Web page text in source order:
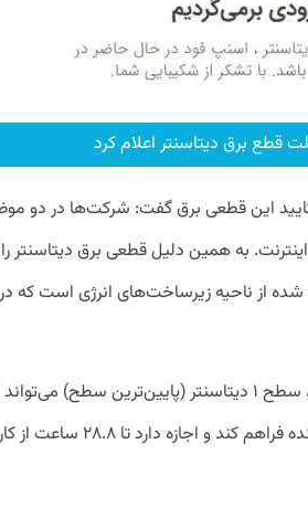
برق دیتاسنتر اعلام کرد
تایید این قطعی برق گفت: شرکت‌ها در دو
به همین دلیل قطعی برق دیتاسنتر
از ناحیه زیرساخت‌های انرژی است که
براساس استانداردهای دیتاسنتر در ایران، سطح ۱ دیتاسنتر (پایین‌ترین سطح)
مسیر واحد برای سیستم، برق و خنک کننده فراهم کند و اجازه دارد تا ۲۸.۸